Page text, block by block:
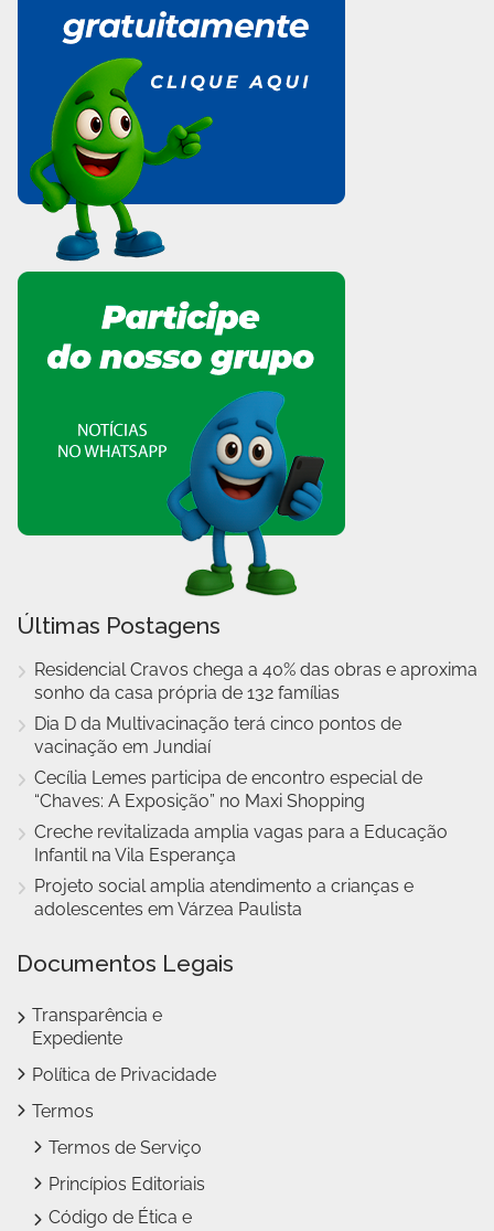
Últimas Postagens
Residencial Cravos chega a 40% das obras e aproxima
sonho da casa própria de 132 famílias
Dia D da Multivacinação terá cinco pontos de
vacinação em Jundiaí
Cecília Lemes participa de encontro especial de
“Chaves: A Exposição” no Maxi Shopping
Creche revitalizada amplia vagas para a Educação
Infantil na Vila Esperança
Projeto social amplia atendimento a crianças e
adolescentes em Várzea Paulista
Documentos Legais
Transparência e
Expediente
Política de Privacidade
Termos
Termos de Serviço
Princípios Editoriais
Código de Ética e